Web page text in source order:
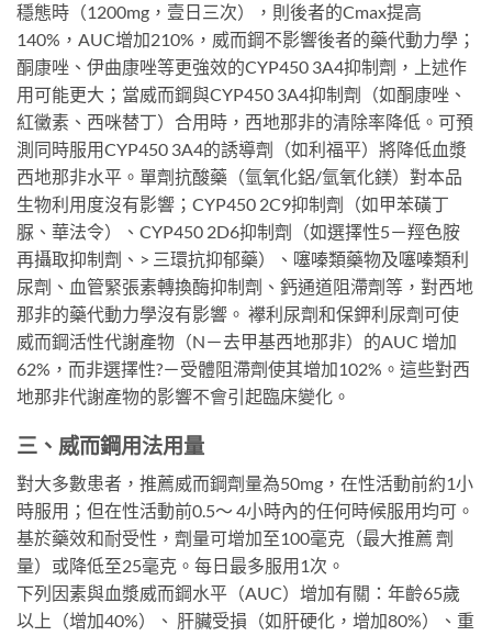
穩態時（1200mg，壹日三次），則後者的Cmax提高
140%，AUC增加210%，威而鋼不影響後者的藥代動力學；
酮康唑、伊曲康唑等更強效的CYP450 3A4抑制劑，上述作
用可能更大；當威而鋼與CYP450 3A4抑制劑（如酮康唑、
紅黴素、西咪替丁）合用時，西地那非的清除率降低。可預
測同時服用CYP450 3A4的誘導劑（如利福平）將降低血漿
西地那非水平。單劑抗酸藥（氫氧化鋁/氫氧化鎂）對本品
生物利用度沒有影響；CYP450 2C9抑制劑（如甲苯磺丁
脲、華法令）、CYP450 2D6抑制劑（如選擇性5－羥色胺
再攝取抑制劑、> 三環抗抑郁藥）、噻嗪類藥物及噻嗪類利
尿劑、血管緊張素轉換酶抑制劑、鈣通道阻滯劑等，對西地
那非的藥代動力學沒有影響。 襻利尿劑和保鉀利尿劑可使
威而鋼活性代謝產物（N－去甲基西地那非）的AUC 增加
62%，而非選擇性?－受體阻滯劑使其增加102%。這些對西
地那非代謝產物的影響不會引起臨床變化。
三、威而鋼用法用量
對大多數患者，推薦威而鋼劑量為50mg，在性活動前約1小
時服用；但在性活動前0.5～ 4小時內的任何時候服用均可。
基於藥效和耐受性，劑量可增加至100毫克（最大推薦 劑
量）或降低至25毫克。每日最多服用1次。
下列因素與血漿威而鋼水平（AUC）增加有關：年齡65歲
以上（增加40%）、 肝臟受損（如肝硬化，增加80%）、重